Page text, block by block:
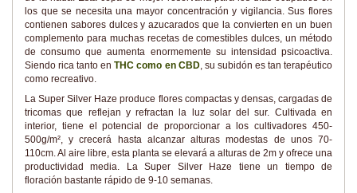
los que se necesita una mayor concentración y vigilancia. Sus flores
contienen sabores dulces y azucarados que la convierten en un buen
complemento para muchas recetas de comestibles dulces, un método
de consumo que aumenta enormemente su intensidad psicoactiva.
Siendo rica tanto enTHC como en CBD, su subidón es tan terapéutico
como recreativo.
La Super Silver Haze produce flores compactas y densas, cargadas de
tricomas que reflejan y refractan la luz solar del sur. Cultivada en
interior, tiene el potencial de proporcionar a los cultivadores 450-
500g/m², y crecerá hasta alcanzar alturas modestas de unos 70-
110cm. Al aire libre, esta planta se elevará a alturas de 2m y ofrece una
productividad media. La Super Silver Haze tiene un tiempo de
floración bastante rápido de 9-10 semanas.